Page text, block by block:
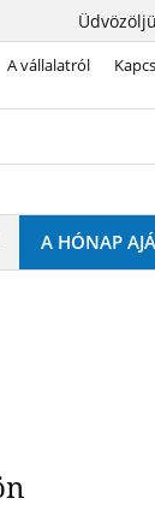
A vállalatról
A HÓNAP